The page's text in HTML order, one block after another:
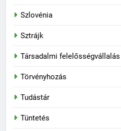
Szlovénia
Sztrájk
Társadalmi felelősségvállalás
Törvényhozás
Tudástár
Tüntetés